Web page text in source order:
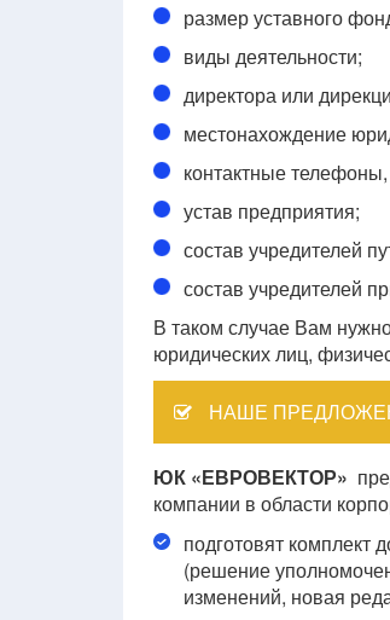
размер уставного
виды деятельности;
директора или
местонахождение
контактные
устав предприятия;
состав учредителей
состав учредителей
В таком случае Вам
юридических лиц,
НАШЕ
ЮК «ЕВРОВЕКТОР»
компании в области
подготовят комплект
(решение
изменений, новая